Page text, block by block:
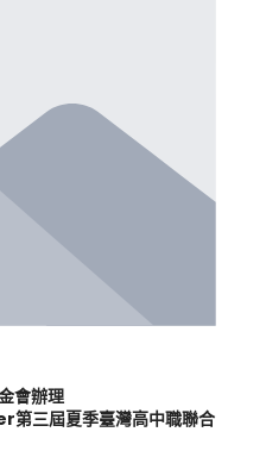
會辦理
三屆夏季臺灣高中職聯合